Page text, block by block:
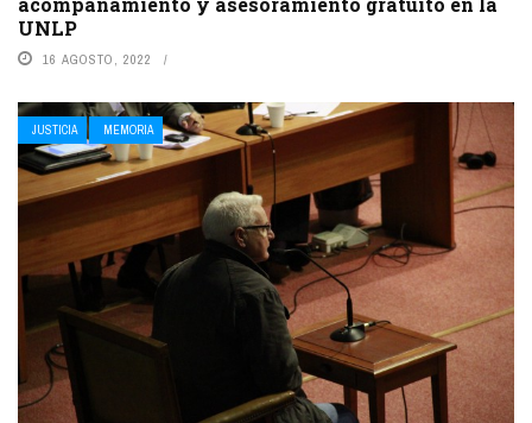
UNLP
16 AGOSTO, 2022
JUSTICIA MEMORIA